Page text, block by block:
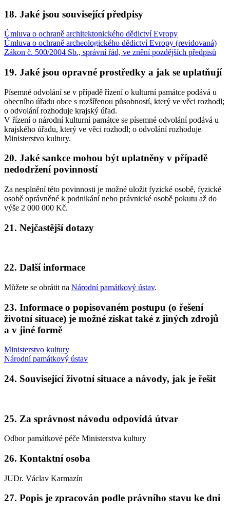
18. Jaké jsou související předpisy
Úmluva o ochraně architektonického dědictví Evropy
Úmluva o ochraně archeologického dědictví Evropy (revidovaná)
Zákon č. 500/2004 Sb., správní řád, ve znění pozdějších předpisů
19. Jaké jsou opravné prostředky a jak se uplatňují
Písemné odvolání se v případě řízení o kulturní památce podává u
obecního úřadu obce s rozšířenou působností, který ve věci rozhodl;
o odvolání rozhoduje krajský úřad.
V řízení o národní kulturní památce se písemné odvolání podává u
krajského úřadu, který ve věci rozhodl; o odvolání rozhoduje
Ministerstvo kultury.
20. Jaké sankce mohou být uplatněny v případě
nedodržení povinností
Za nesplnění této povinnosti je možné uložit fyzické osobě, fyzické
osobě oprávněné k podnikání nebo právnické osobě pokutu až do
výše 2 000 000 Kč.
21. Nejčastější dotazy
22. Další informace
Můžete se obrátit na Národní památkový ústav.
23. Informace o popisovaném postupu (o řešení
životní situace) je možné získat také z jiných zdrojů
a v jiné formě
Ministerstvo kultury
Národní památkový ústav
24. Související životní situace a návody, jak je řešit
25. Za správnost návodu odpovídá útvar
Odbor památkové péče Ministerstva kultury
26. Kontaktní osoba
JUDr. Václav Karmazín
27. Popis je zpracován podle právního stavu ke dni